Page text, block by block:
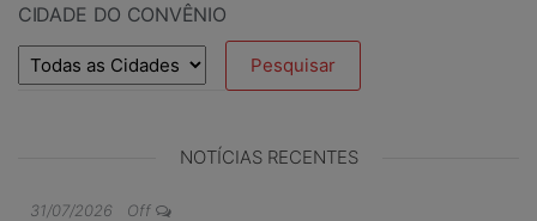
CIDADE DO CONVÊNIO
NOTÍCIAS RECENTES
31/07/2026 Off